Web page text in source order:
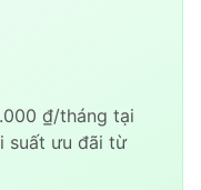
₫/tháng tại
suất ưu đãi từ